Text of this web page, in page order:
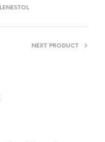
LENESTOL
NEXT PRODUCT